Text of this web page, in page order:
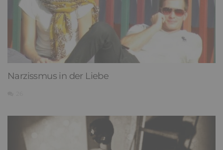
Narzissmus in der Liebe